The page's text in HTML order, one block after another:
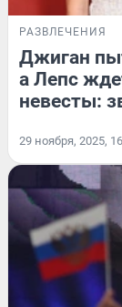
РАЗВЛЕЧЕНИЯ
Джиган
а Лепс
невесты:
29 ноября, 2025,